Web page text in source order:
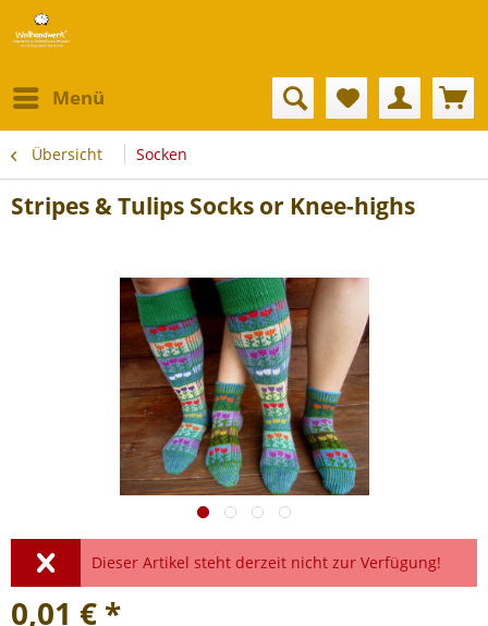
Menü
Übersicht Socken
Stripes & Tulips Socks or Knee-highs
Dieser Artikel steht derzeit nicht zur Verfügung!
0,01 € *